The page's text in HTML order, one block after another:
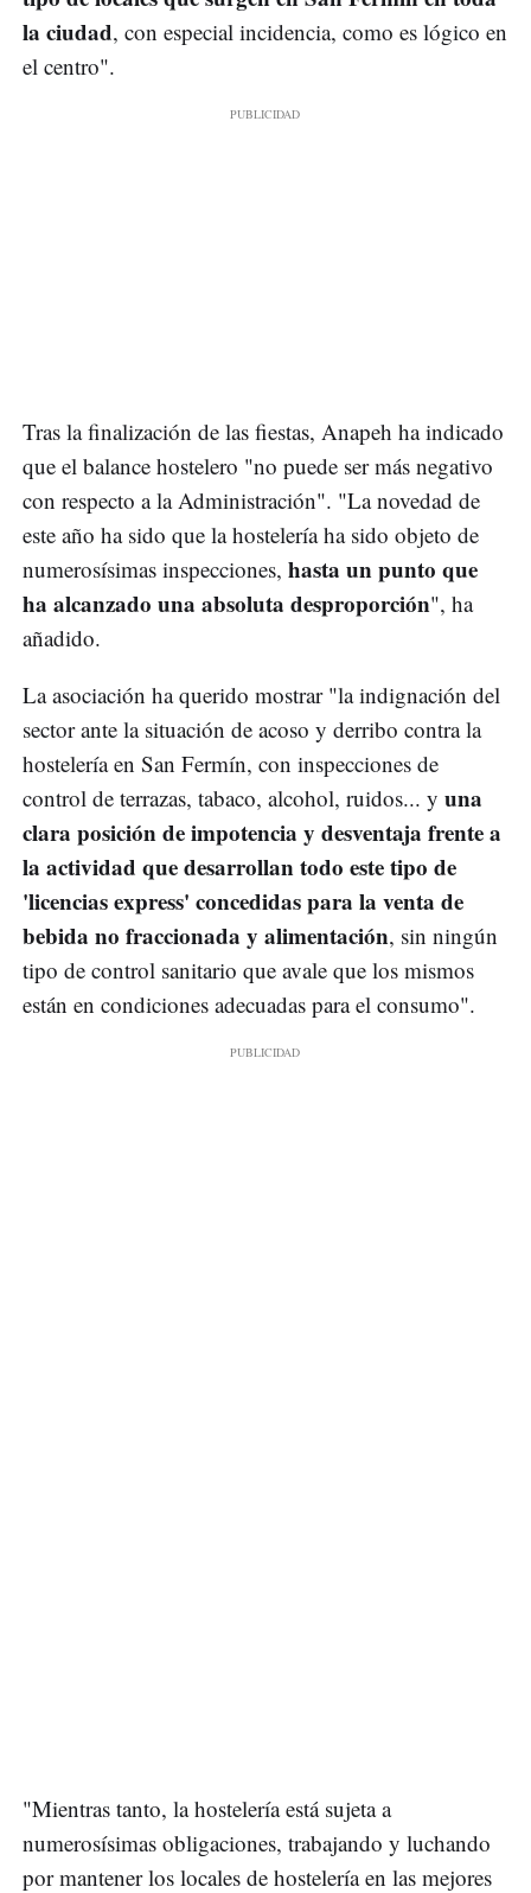
la ciudad, con especial incidencia, como es lógico en
el centro".
Tras la finalización de las fiestas, Anapeh ha indicado
que el balance hostelero "no puede ser más negativo
con respecto a la Administración". "La novedad de
este año ha sido que la hostelería ha sido objeto de
numerosísimas inspecciones, hasta un punto que
ha alcanzado una absoluta desproporción", ha
añadido.
La asociación ha querido mostrar "la indignación del
sector ante la situación de acoso y derribo contra la
hostelería en San Fermín, con inspecciones de
control de terrazas, tabaco, alcohol, ruidos... y una
clara posición de impotencia y desventaja frente a
la actividad que desarrollan todo este tipo de
'licencias express' concedidas para la venta de
bebida no fraccionada y alimentación, sin ningún
tipo de control sanitario que avale que los mismos
están en condiciones adecuadas para el consumo".
"Mientras tanto, la hostelería está sujeta a
numerosísimas obligaciones, trabajando y luchando
por mantener los locales de hostelería en las mejores